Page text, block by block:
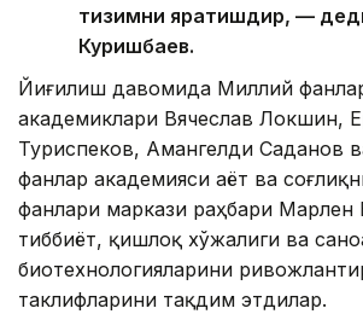
тизимни яратишдир, —
Куришбаев.
Йиғилиш давомида Миллий
академиклари Вячеслав Локшин,
Туриспеков, Амангелди Саданов
фанлар академияси Ҳаёт ва
фанлари маркази раҳбари Марлен
тиббиёт, қишлоқ хўжалиги ва
биотехнологияларини
таклифларини тақдим этдилар.